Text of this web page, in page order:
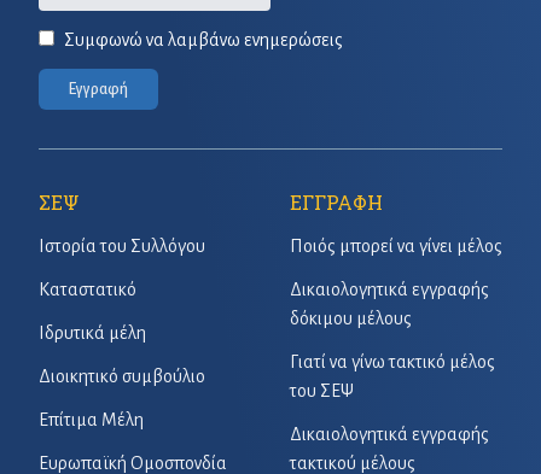
Συμφωνώ να λαμβάνω ενημερώσεις
Εγγραφή
ΣΕΨ
Ιστορία του Συλλόγου
Καταστατικό
Ιδρυτικά μέλη
Διοικητικό συμβούλιο
Επίτιμα Μέλη
Ευρωπαϊκή Ομοσπονδία
ΕΓΓΡΑΦΗ
Ποιός μπορεί να γίνει μέλος
Δικαιολογητικά εγγραφής
δόκιμου μέλους
Γιατί να γίνω τακτικό μέλος
του ΣΕΨ
Δικαιολογητικά εγγραφής
τακτικού μέλους